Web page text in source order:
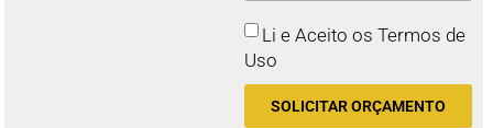
Li e Aceito os Termos de
Uso
SOLICITAR ORÇAMENTO